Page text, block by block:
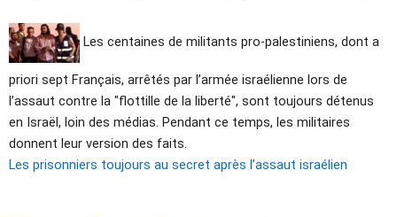
Les centaines de militants pro-palestiniens, dont a
priori sept Français, arrêtés par l’armée israélienne lors de
l’assaut contre la "flottille de la liberté", sont toujours détenus
en Israël, loin des médias. Pendant ce temps, les militaires
donnent leur version des faits.
Les prisonniers toujours au secret après l’assaut israélien